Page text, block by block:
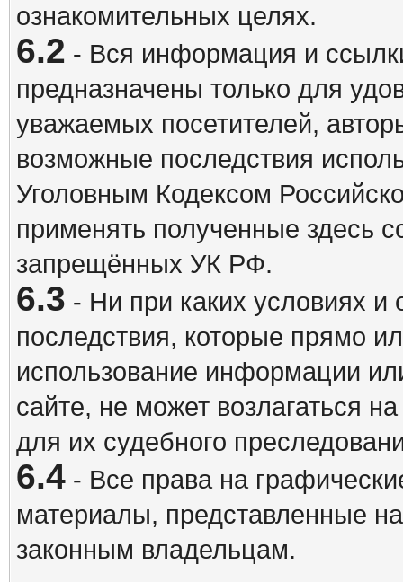
ознакомительных целях.
6.2 - Вся информация и
предназначены только для
уважаемых посетителей,
возможные последствия
Уголовным Кодексом
применять полученные здесь
запрещённых УК РФ.
6.3 - Ни при каких условиях и
последствия, которые прямо
использование информации
сайте, не может возлагаться
для их судебного
6.4- Все права на
материалы, представленные
законным владельцам.